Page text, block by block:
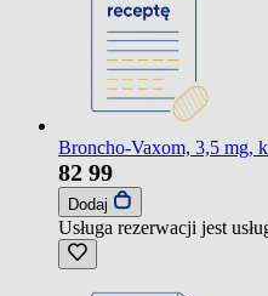
Broncho-Vaxom, 3,5 mg,
82 99
Dodaj
Usługa rezerwacji jest